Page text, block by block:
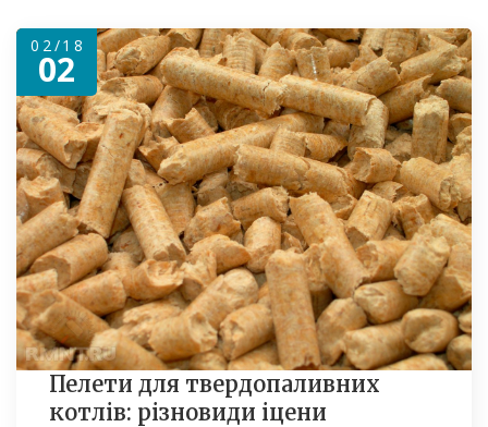
02/18
02
Пелети для твердопаливних
котлів: різновиди іцени